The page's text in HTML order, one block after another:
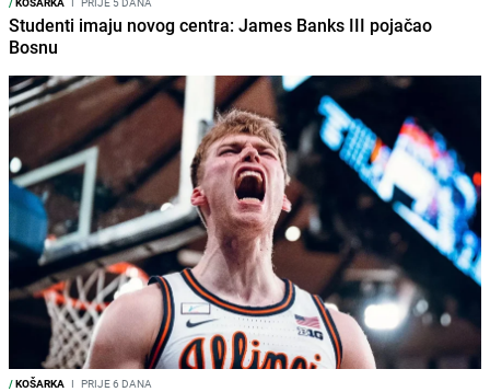
Studenti imaju novog centra: James Banks III pojačao
Bosnu
/KOŠARKA I PRIJE 6 DANA